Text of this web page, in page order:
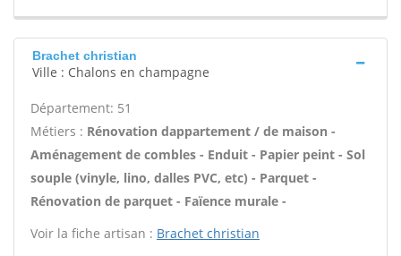
Brachet christian
Ville : Chalons en champagne
Département: 51
Métiers : Rénovation dappartement / de maison -
Aménagement de combles - Enduit - Papier peint - Sol
souple (vinyle, lino, dalles PVC, etc) - Parquet -
Rénovation de parquet - Faïence murale -
Voir la fiche artisan : Brachet christian